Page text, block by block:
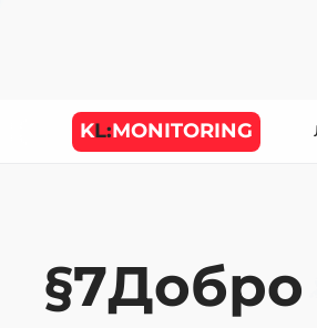
KL:MONITORING
§7Добро